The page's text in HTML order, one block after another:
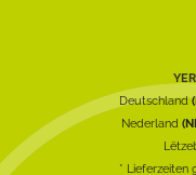
Deutschland
Nederland
* Lieferzeiten